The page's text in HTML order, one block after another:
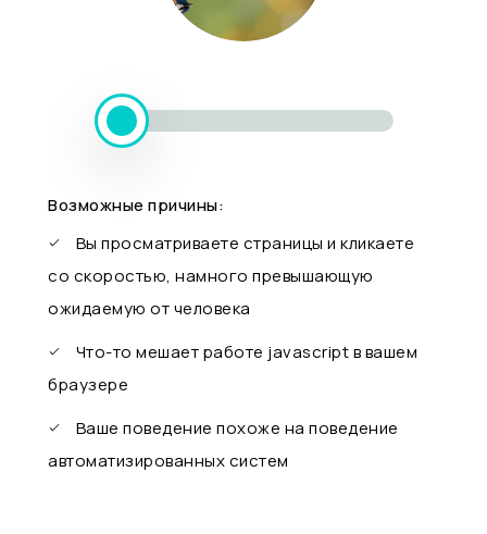
Возможные причины:
Вы просматриваете страницы и кликаете
со скоростью, намного превышающую
ожидаемую от человека
Что-то мешает работе javascript в вашем
браузере
Ваше поведение похоже на поведение
автоматизированных систем